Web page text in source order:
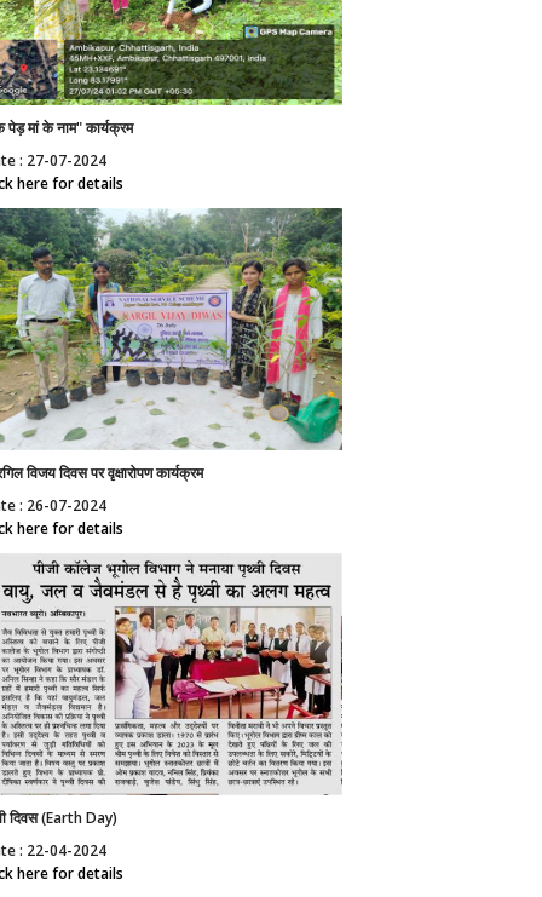
पेड़ मां के नाम" कार्यक्रम
: 27-07-2024
here for details
विजय दिवस पर वृक्षारोपण कार्यक्रम
: 26-07-2024
here for details
दिवस (Earth Day)
: 22-04-2024
here for details